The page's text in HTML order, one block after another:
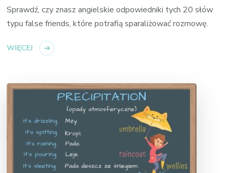
Sprawdź, czy znasz angielskie odpowiedniki tych 20 słów
typu false friends, które potrafią sparaliżować rozmowę.
WIĘCEJ